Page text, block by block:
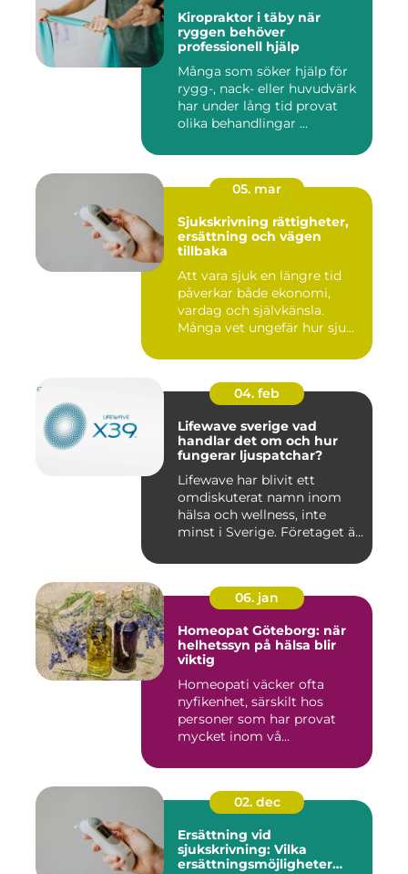
Kiropraktor i täby när
ryggen behöver
professionell hjälp
Många som söker hjälp för
rygg-, nack- eller huvudvärk
har under lång tid provat
olika behandlingar ...
05. mar
Sjukskrivning rättigheter,
ersättning och vägen
tillbaka
Att vara sjuk en längre tid
påverkar både ekonomi,
vardag och självkänsla.
Många vet ungefär hur sju...
04. feb
Lifewave sverige vad
handlar det om och hur
fungerar ljuspatchar?
Lifewave har blivit ett
omdiskuterat namn inom
hälsa och wellness, inte
minst i Sverige. Företaget ä...
06. jan
Homeopat Göteborg: när
helhetssyn på hälsa blir
viktig
Homeopati väcker ofta
nyfikenhet, särskilt hos
personer som har provat
mycket inom vå...
02. dec
Ersättning vid
sjukskrivning: Vilka
ersättningsmöjligheter